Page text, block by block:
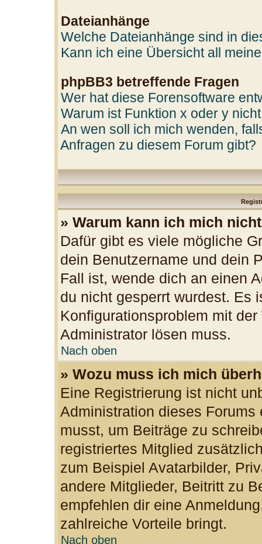
Dateianhänge
Welche Dateianhänge sind in
Kann ich eine Übersicht all
phpBB3 betreffende Fragen
Wer hat diese Forensoftware
Warum ist Funktion x oder y
An wen soll ich mich wenden,
Anfragen zu diesem Forum gibt?
» Warum kann ich mich
Dafür gibt es viele mögliche
dein Benutzername und dein
Fall ist, wende dich an einen
du nicht gesperrt wurdest. Es
Konfigurationsproblem mit
Administrator lösen muss.
Nach oben
» Wozu muss ich mich
Eine Registrierung ist nicht
Administration dieses
musst, um Beiträge zu
registriertes Mitglied
zum Beispiel Avatarbilder,
andere Mitglieder, Beitritt zu
empfehlen dir eine
zahlreiche Vorteile bringt.
Nach oben